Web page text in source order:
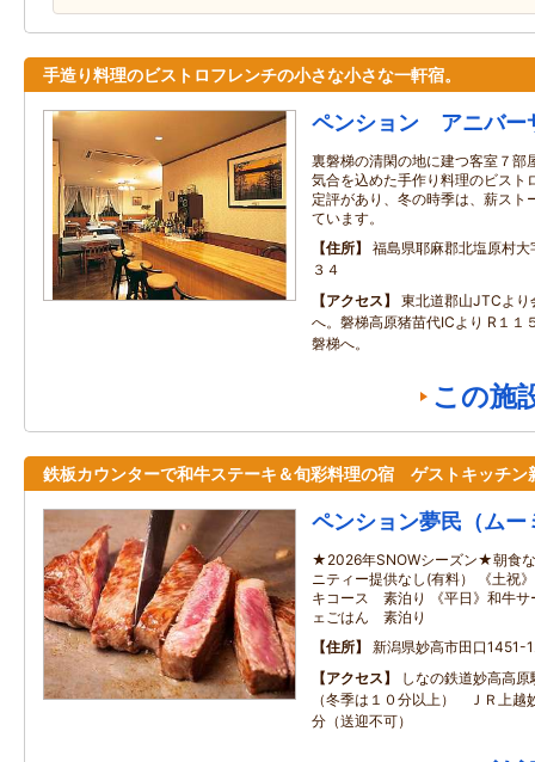
手造り料理のビストロフレンチの小さな小さな一軒宿。
ペンション アニバー
裏磐梯の清閑の地に建つ客室７部
気合を込めた手作り料理のビスト
定評があり、冬の時季は、薪スト
ています。
住所
福島県耶麻郡北塩原村
３４
アクセス
東北道郡山JTCより
へ。磐梯高原猪苗代ICより R１１
磐梯へ。
この施
鉄板カウンターで和牛ステーキ＆旬彩料理の宿 ゲストキッチン
ペンション夢民（ムー
★2026年SNOWシーズン★朝食
ニティー提供なし(有料） 《土祝
キコース 素泊り 《平日》和牛
ェごはん 素泊り
住所
新潟県妙高市田口1451-
アクセス
しなの鉄道妙高高
（冬季は１０分以上） ＪＲ上越
分（送迎不可）